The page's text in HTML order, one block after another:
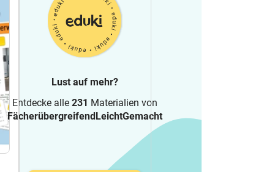
Lust auf mehr?
Entdecke alle 231 Materialien von
FächerübergreifendLeichtGemacht